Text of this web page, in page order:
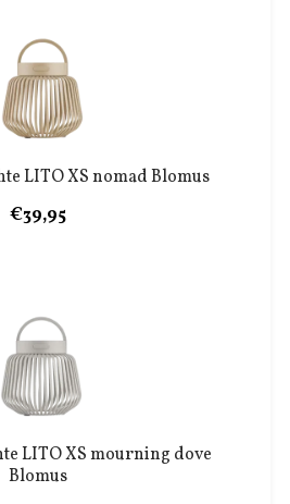
LITO XS nomad Blomus
€39,95
LITO XS mourning dove
Blomus